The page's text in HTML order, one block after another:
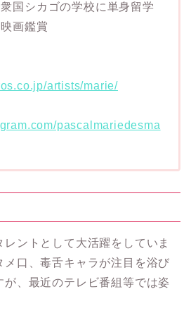
国シカゴの学校に単身留学
画鑑賞
artists/marie/
pascalmariedesma
ントとして大活躍をしていま
メ口、毒舌キャラが注目を浴び
が、最近のテレビ番組等では姿